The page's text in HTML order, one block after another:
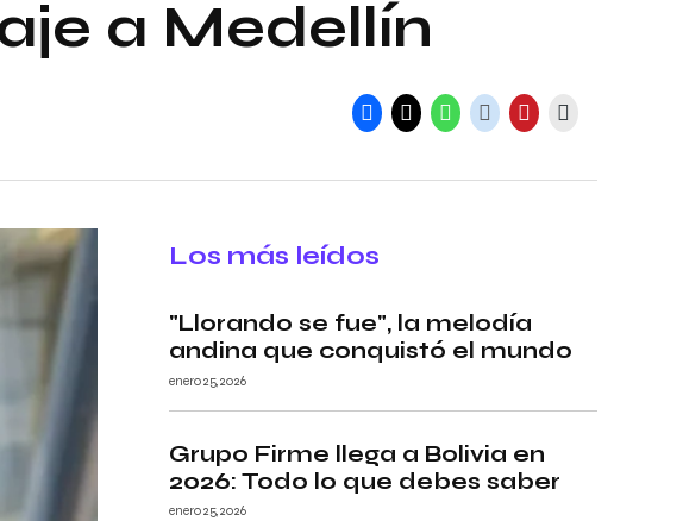
a Medellín
Los más leídos
"Llorando se fue", la melodía
andina que conquistó el mundo
enero 25, 2026
Grupo Firme llega a Bolivia en
2026: Todo lo que debes saber
enero 25, 2026